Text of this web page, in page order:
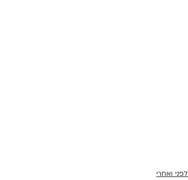
לפני ואחרי